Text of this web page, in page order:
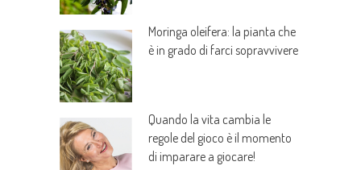
Moringa oleifera: la pianta che
è in grado di farci sopravvivere
Quando la vita cambia le
regole del gioco è il momento
di imparare a giocare!